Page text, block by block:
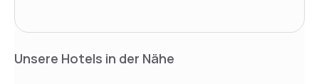
Unsere Hotels in der Nähe